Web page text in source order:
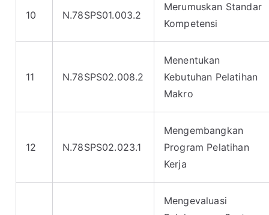
10 N.78SPS01.003.2
Merumuskan Standar
Kompetensi
11 N.78SPS02.008.2
Menentukan
Kebutuhan Pelatihan
Makro
12 N.78SPS02.023.1
Mengembangkan
Program Pelatihan
Kerja
Mengevaluasi